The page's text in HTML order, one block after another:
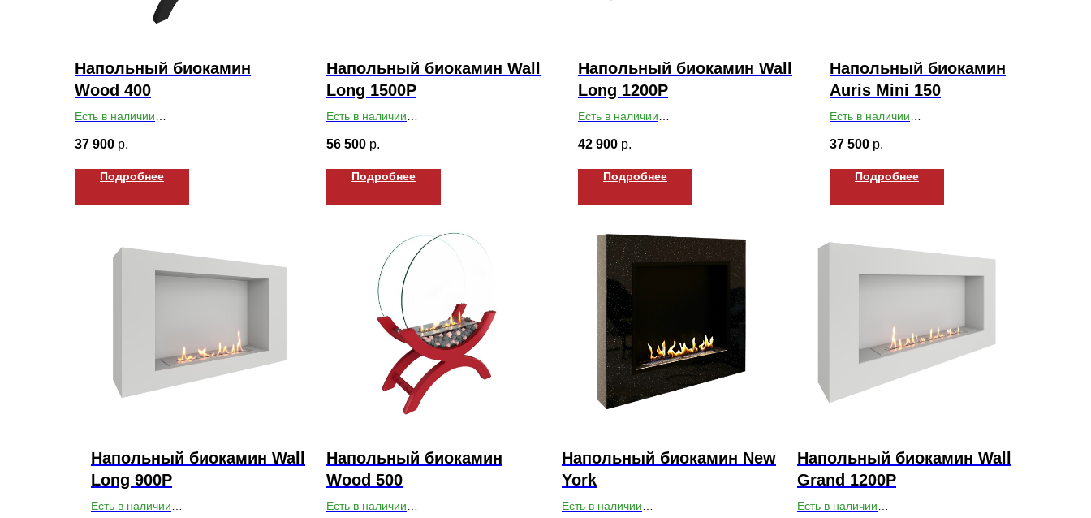
Напольный биокамин
Wood 400
Есть в наличии
37 900 р.
Подробнее
Напольный биокамин Wall
Long 1500P
Есть в наличии
56 500 р.
Подробнее
Напольный биокамин Wall
Long 1200P
Есть в наличии
42 900 р.
Подробнее
Напольный биокамин
Auris Mini 150
Есть в наличии
37 500 р.
Подробнее
Напольный биокамин Wall
Long 900P
Есть в наличии
Напольный биокамин
Wood 500
Есть в наличии
Напольный биокамин New
York
Есть в наличии
Напольный биокамин Wall
Grand 1200P
Есть в наличии